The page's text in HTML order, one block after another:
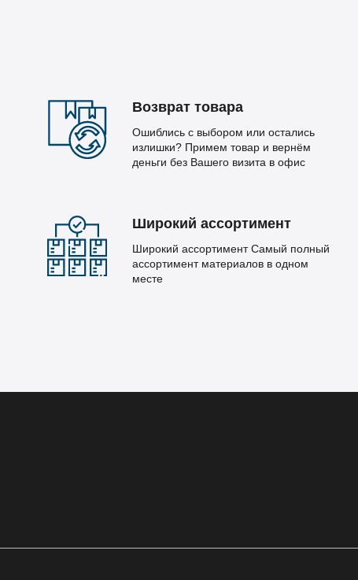
Возврат товара
Ошиблись с выбором или остались
излишки? Примем товар и вернём
деньги без Вашего визита в офис
Широкий ассортимент
Широкий ассортимент Самый полный
ассортимент материалов в одном
месте